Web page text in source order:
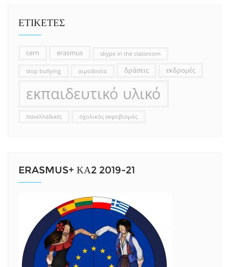
ΕΤΙΚΕΤΕΣ
cern erasmus skype in the classroom
stop bullying αιμοδοσία δράσεις εκδρομές
εκπαιδευτικό υλικό
πανελλαδικές σχολικός εκφοβισμός
ERASMUS+ ΚΑ2 2019-21